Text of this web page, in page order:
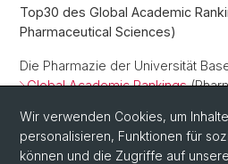
Top30 des Global Academic
Pharmaceutical Sciences)
Die Pharmazie der Universität
Global Academic Rankings
Zurück
Wir verwenden Cookies, um
personalisieren, Funktionen für
können und die Zugriffe auf